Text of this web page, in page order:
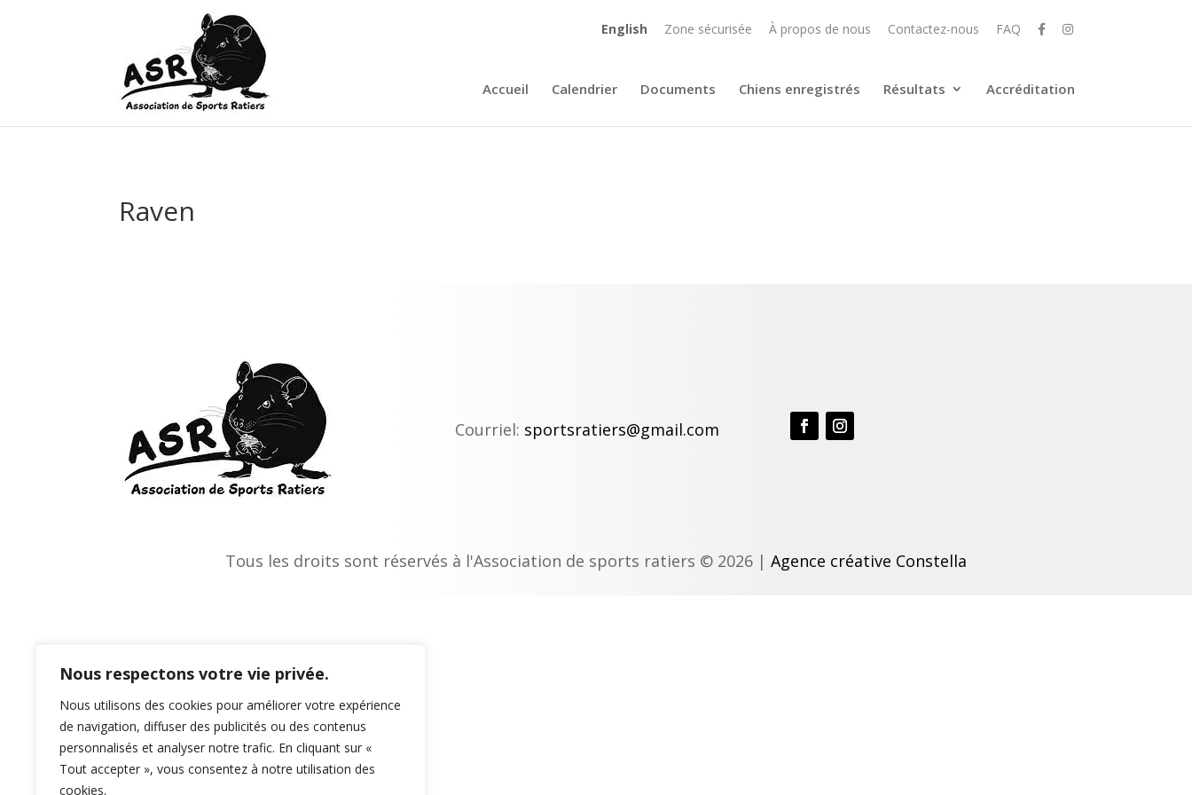
Nous respectons votre vie privée.
Nous utilisons des cookies pour améliorer votre expérience
de navigation, diffuser des publicités ou des contenus
personnalisés et analyser notre trafic. En cliquant sur «
Tout accepter », vous consentez à notre utilisation des
cookies.
English Zone sécurisée À propos de nous Contactez-nous FAQ
Accueil Calendrier Documents Chiens enregistrés Résultats Accréditation
Raven
Courriel: sportsratiers@gmail.com
Tous les droits sont réservés à l'Association de sports ratiers © 2026 | Agence créative Constella